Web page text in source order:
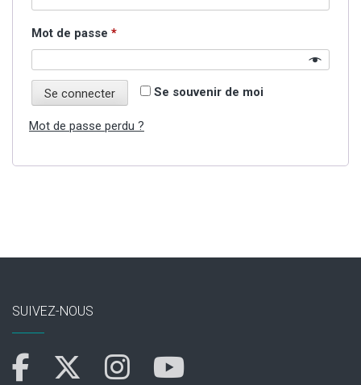
Mot de passe *Obligatoire
Se souvenir de moi
Se connecter
Mot de passe perdu ?
SUIVEZ-NOUS